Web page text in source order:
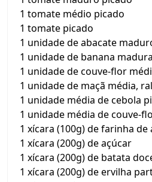
1 tomate médio picado
1 tomate picado
1 unidade de abacate
1 unidade de banana madura
1 unidade de couve-flor
1 unidade de maçã média,
1 unidade média de cebola
1 unidade média de couve-
1 xícara (100g) de farinha de
1 xícara (200g) de açúcar
1 xícara (200g) de batata
1 xícara (200g) de ervilha